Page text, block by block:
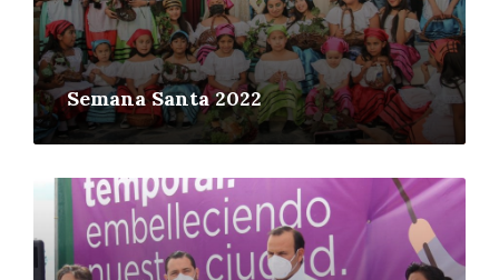
Semana Santa 2022
More